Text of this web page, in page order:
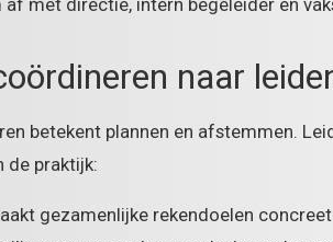
af met directie, intern begeleider en
naar
betekent plannen en afstemmen.
de praktijk:
gezamenlijke rekendoelen